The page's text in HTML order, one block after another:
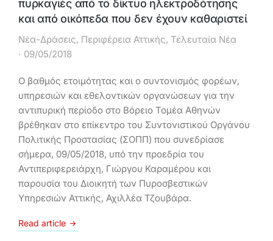
πυρκαγιές από το δίκτυο ηλεκτροδότησης
και από οικόπεδα που δεν έχουν καθαριστεί
Νέα-Δράσεις, Περιφέρεια Αττικής, Τελευταία Νέα
09/05/2018
Ο βαθμός ετοιμότητας και ο συντονισμός φορέων,
υπηρεσιών και εθελοντικών οργανώσεων για την
αντιπυρική περίοδο στο Βόρειο Τομέα Αθηνών
βρέθηκαν στο επίκεντρο του Συντονιστικού Οργάνου
Πολιτικής Προστασίας (ΣΟΠΠ) που συνεδρίασε
σήμερα, 09/05/2018, υπό την προεδρία του
Αντιπεριφερειάρχη, Γιώργου Καραμέρου και
παρουσία του Διοικητή των Πυροσβεστικών
Υπηρεσιών Αττικής, Αχιλλέα Τζουβάρα.
Read article